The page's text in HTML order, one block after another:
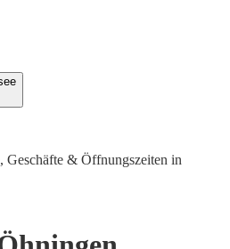
Geschäfte & Öffnungszeiten in